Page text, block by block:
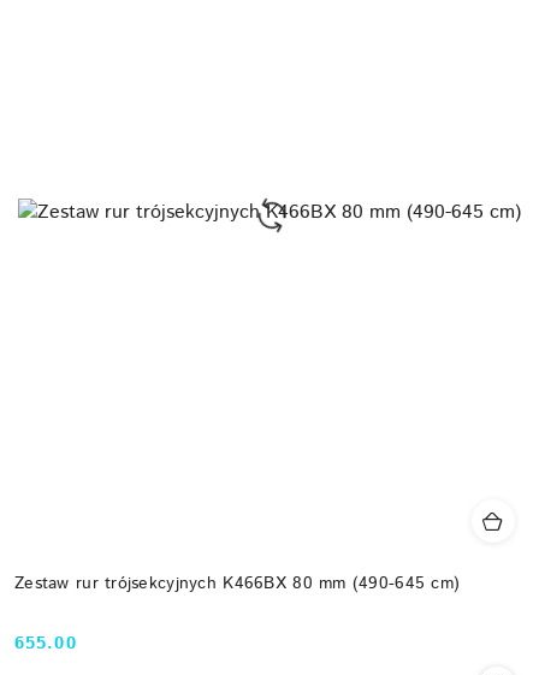
Zestaw rur trójsekcyjnych K466BX 80 mm (490-645 cm)
Cena:
655.00